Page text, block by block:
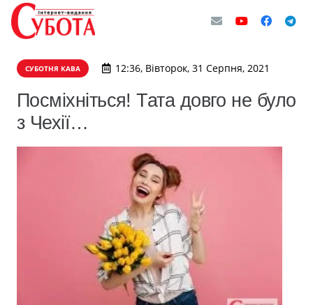
СУБОТНЯ КАВА 12:36, Вівторок, 31 Серпня, 2021
Посміхніться! Тата довго не було
з Чехії…